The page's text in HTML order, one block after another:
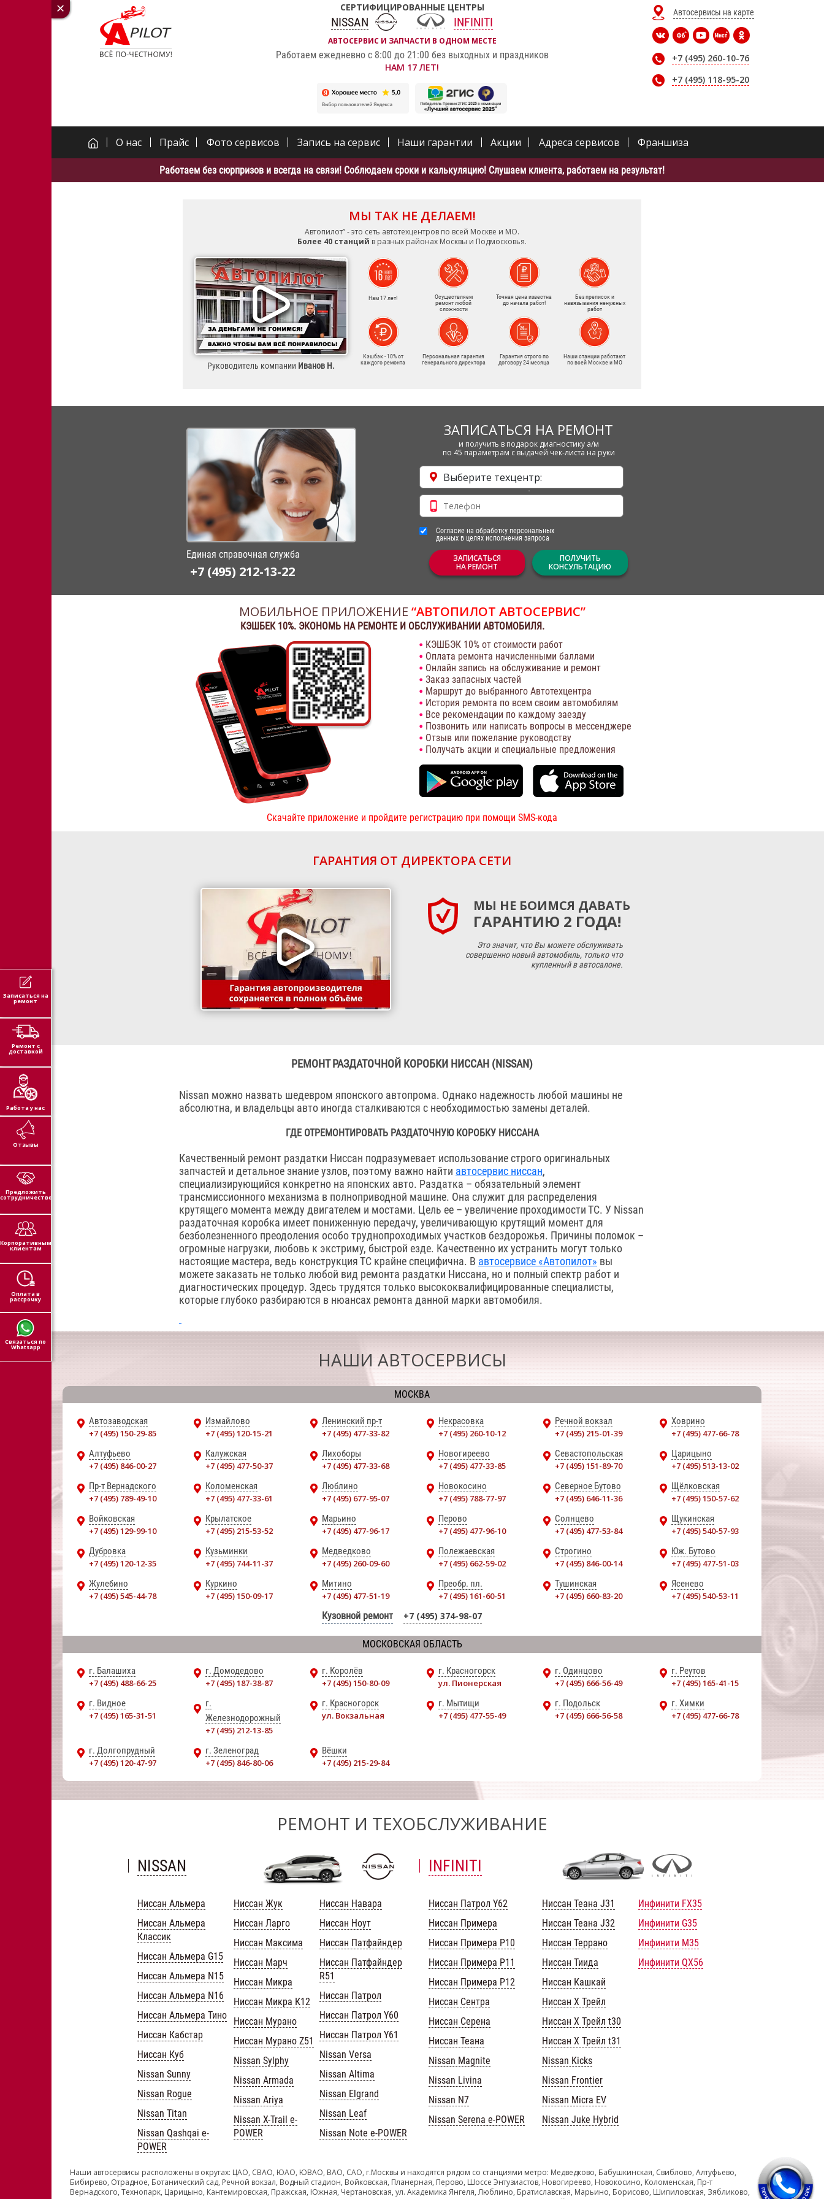
СЕРТИФИЦИРОВАННЫЕ ЦЕНТРЫ
NISSAN INFINITI
АВТОСЕРВИС И ЗАПЧАСТИ В ОДНОМ МЕСТЕ
Работаем ежедневно с 8:00 до 21:00 без выходных и праздников
НАМ 17 ЛЕТ!
Автосервисы на карте
+7 (495) 260-10-76
+7 (495) 118-95-20
О нас Прайс Фото сервисов Запись на сервис Наши гарантии Акции Адреса сервисов Франшиза
Работаем без сюрпризов и всегда на связи! Соблюдаем сроки и калькуляцию! Слушаем клиента, работаем на результат!
МЫ ТАК НЕ ДЕЛАЕМ!
Автопилот” - это сеть автотехцентров по всей Москве и МО.
Более 40 станций в разных районах Москвы и Подмосковья.
Руководитель компании Иванов Н.
Нам 17 лет!
Осуществляем
ремонт любой
сложности
Точная цена известна
до начала работ!
Без преписок и
навязывания ненужных
работ
Кэшбэк - 10% от
каждого ремонта
Персональная гарантия
генерального директора
Гарантия строго по
договору 24 месяца
Наши станции работают
по всей Москве и МО
Единая справочная служба
+7 (495) 212-13-22
ЗАПИСАТЬСЯ НА РЕМОНТ
и получить в подарок диагностику а/м
по 45 параметрам с выдачей чек-листа на руки
Выберите техцентр:
Согласие на обработку персональных
данных в целях исполнения запроса
ЗАПИСАТЬСЯ
НА РЕМОНТ
ПОЛУЧИТЬ
КОНСУЛЬТАЦИЮ
МОБИЛЬНОЕ ПРИЛОЖЕНИЕ “АВТОПИЛОТ АВТОСЕРВИС”
КЭШБЕК 10%. ЭКОНОМЬ НА РЕМОНТЕ И ОБСЛУЖИВАНИИ АВТОМОБИЛЯ.
КЭШБЭК 10% от стоимости работ
Оплата ремонта начисленными баллами
Онлайн запись на обслуживание и ремонт
Заказ запасных частей
Маршрут до выбранного Автотехцентра
История ремонта по всем своим автомобилям
Все рекомендации по каждому заезду
Позвонить или написать вопросы в мессенджере
Отзыв или пожелание руководству
Получать акции и специальные предложения
Скачайте приложение и пройдите регистрацию при помощи SMS-кода
ГАРАНТИЯ ОТ ДИРЕКТОРА СЕТИ
МЫ НЕ БОИМСЯ ДАВАТЬ
ГАРАНТИЮ 2 ГОДА!
Это значит, что Вы можете обслуживать
совершенно новый автомобиль, только что
купленный в автосалоне.
РЕМОНТ РАЗДАТОЧНОЙ КОРОБКИ НИССАН (NISSAN)
Nissan можно назвать шедевром японского автопрома. Однако надежность любой машины не
абсолютна, и владельцы авто иногда сталкиваются с необходимостью замены деталей.
ГДЕ ОТРЕМОНТИРОВАТЬ РАЗДАТОЧНУЮ КОРОБКУ НИССАНА
Качественный ремонт раздатки Ниссан подразумевает использование строго оригинальных
запчастей и детальное знание узлов, поэтому важно найти автосервис ниссан,
специализирующийся конкретно на японских авто. Раздатка – обязательный элемент
трансмиссионного механизма в полноприводной машине. Она служит для распределения
крутящего момента между двигателем и мостами. Цель ее – увеличение проходимости ТС. У Nissan
раздаточная коробка имеет пониженную передачу, увеличивающую крутящий момент для
безболезненного преодоления особо труднопроходимых участков бездорожья. Причины поломок –
огромные нагрузки, любовь к экстриму, быстрой езде. Качественно их устранить могут только
настоящие мастера, ведь конструкция ТС крайне специфична. В автосервисе «Автопилот» вы
можете заказать не только любой вид ремонта раздатки Ниссана, но и полный спектр работ и
диагностических процедур. Здесь трудятся только высококвалифицированные специалисты,
которые глубоко разбираются в нюансах ремонта данной марки автомобиля.
НАШИ АВТОСЕРВИСЫ
МОСКВА
Автозаводская
+7 (495) 150-29-85
Измайлово
+7 (495) 120-15-21
Ленинский пр-т
+7 (495) 477-33-82
Некрасовка
+7 (495) 260-10-12
Речной вокзал
+7 (495) 215-01-39
Ховрино
+7 (495) 477-66-78
Алтуфьево
+7 (495) 846-00-27
Калужская
+7 (495) 477-50-37
Лихоборы
+7 (495) 477-33-68
Новогиреево
+7 (495) 477-33-85
Севастопольская
+7 (495) 151-89-70
Царицыно
+7 (495) 513-13-02
Пр-т Вернадского
+7 (495) 789-49-10
Коломенская
+7 (495) 477-33-61
Люблино
+7 (495) 677-95-07
Новокосино
+7 (495) 788-77-97
Северное Бутово
+7 (495) 646-11-36
Щёлковская
+7 (495) 150-57-62
Войковская
+7 (495) 129-99-10
Крылатское
+7 (495) 215-53-52
Марьино
+7 (495) 477-96-17
Перово
+7 (495) 477-96-10
Солнцево
+7 (495) 477-53-84
Щукинская
+7 (495) 540-57-93
Дубровка
+7 (495) 120-12-35
Кузьминки
+7 (495) 744-11-37
Медведково
+7 (495) 260-09-60
Полежаевская
+7 (495) 662-59-02
Строгино
+7 (495) 846-00-14
Юж. Бутово
+7 (495) 477-51-03
Жулебино
+7 (495) 545-44-78
Куркино
+7 (495) 150-09-17
Митино
+7 (495) 477-51-19
Преобр. пл.
+7 (495) 161-60-51
Тушинская
+7 (495) 660-83-20
Ясенево
+7 (495) 540-53-11
Кузовной ремонт +7 (495) 374-98-07
МОСКОВСКАЯ ОБЛАСТЬ
г. Балашиха
+7 (495) 488-66-25
г. Домодедово
+7 (495) 187-38-87
г. Королёв
+7 (495) 150-80-09
г. Красногорск
ул. Пионерская
г. Одинцово
+7 (495) 666-56-49
г. Реутов
+7 (495) 165-41-15
г. Видное
+7 (495) 165-31-51
г.
Железнодорожный
+7 (495) 212-13-85
г. Красногорск
ул. Вокзальная
г. Мытищи
+7 (495) 477-55-49
г. Подольск
+7 (495) 666-56-58
г. Химки
+7 (495) 477-66-78
г. Долгопрудный
+7 (495) 120-47-97
г. Зеленоград
+7 (495) 846-80-06
Вёшки
+7 (495) 215-29-84
РЕМОНТ И ТЕХОБСЛУЖИВАНИЕ
NISSAN INFINITI
Ниссан Альмера
Ниссан Альмера
Классик
Ниссан Альмера G15
Ниссан Альмера N15
Ниссан Альмера N16
Ниссан Альмера Тино
Ниссан Кабстар
Ниссан Куб
Nissan Sunny
Nissan Rogue
Nissan Titan
Nissan Qashqai e-
POWER
Ниссан Жук
Ниссан Ларго
Ниссан Максима
Ниссан Марч
Ниссан Микра
Ниссан Микра К12
Ниссан Мурано
Ниссан Мурано Z51
Nissan Sylphy
Nissan Armada
Nissan Ariya
Nissan X-Trail e-
POWER
Ниссан Навара
Ниссан Ноут
Ниссан Патфайндер
Ниссан Патфайндер
R51
Ниссан Патрол
Ниссан Патрол Y60
Ниссан Патрол Y61
Nissan Versa
Nissan Altima
Nissan Elgrand
Nissan Leaf
Nissan Note e-POWER
Ниссан Патрол Y62
Ниссан Примера
Ниссан Примера Р10
Ниссан Примера Р11
Ниссан Примера Р12
Ниссан Сентра
Ниссан Серена
Ниссан Теана
Nissan Magnite
Nissan Livina
Nissan N7
Nissan Serena e-POWER
Ниссан Теана J31
Ниссан Теана J32
Ниссан Террано
Ниссан Тиида
Ниссан Кашкай
Ниссан Х Трейл
Ниссан Х Трейл t30
Ниссан Х Трейл t31
Nissan Kicks
Nissan Frontier
Nissan Micra EV
Nissan Juke Hybrid
Инфинити FX35
Инфинити G35
Инфинити M35
Инфинити QX56
Наши автосервисы расположены в округах: ЦАО, СВАО, ЮАО, ЮВАО, ВАО, САО, г.Москвы и находятся рядом со станциями метро: Медведково, Бабушкинская, Свиблово, Алтуфьево,
Бибирево, Отрадное, Ботанический сад, Речной вокзал, Водный стадион, Войковская, Планерная, Перово, Шоссе Энтузиастов, Новогиреево, Новокосино, Коломенская, Пр-т
Вернадского, Технопарк, Царицыно, Кантемировская, Пражская, Южная, Чертановская, ул. Академика Янгеля, Люблино, Братиславская, Марьино, Борисово, Шипиловская, Зябликово,
Записаться на
ремонт
Ремонт с
доставкой
Работа у нас
Отзывы
Предложить
сотрудничество
Корпоративным
клиентам
Оплата в
рассрочку
Связаться по
Whatsapp